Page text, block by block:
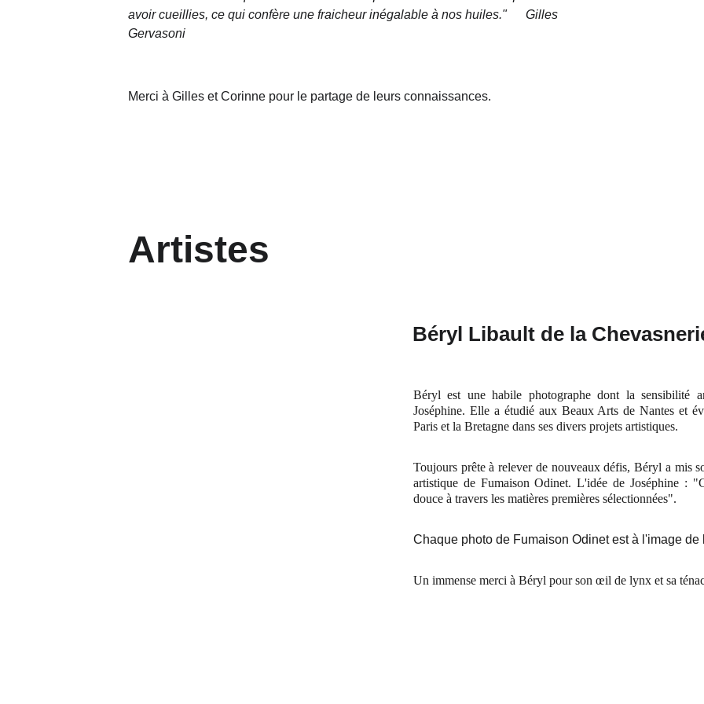
avoir cueillies, ce qui confère une fraicheur inégalable à nos huiles." Gilles
Gervasoni
Merci à Gilles et Corinne pour le partage de leurs connaissances.
Béryl Libault de la
Artistes
Béryl est une habile photographe dont la sensibilité
Joséphine. Elle a étudié aux Beaux Arts de Nantes et
Paris et la Bretagne dans ses divers projets artistiques.
Toujours prête à relever de nouveaux défis, Béryl a mis
artistique de Fumaison Odinet. L'idée de Joséphine :
douce à travers les matières premières sélectionnées".
Chaque photo de Fumaison Odinet est à l'image
Un immense merci à Béryl pour son œil de lynx et sa